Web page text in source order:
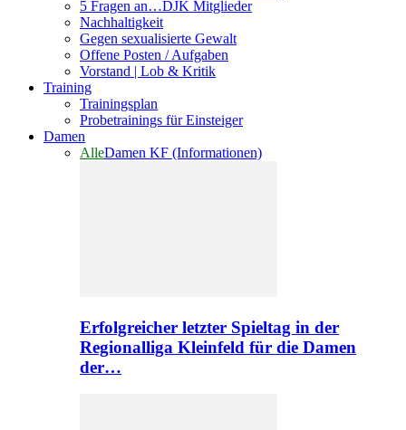
5 Fragen an…DJK Mitglieder
Nachhaltigkeit
Gegen sexualisierte Gewalt
Offene Posten / Aufgaben
Vorstand | Lob & Kritik
Training
Trainingsplan
Probetrainings für Einsteiger
Damen
AlleDamen KF (Informationen)
Erfolgreicher letzter Spieltag in der
Regionalliga Kleinfeld für die Damen
der…